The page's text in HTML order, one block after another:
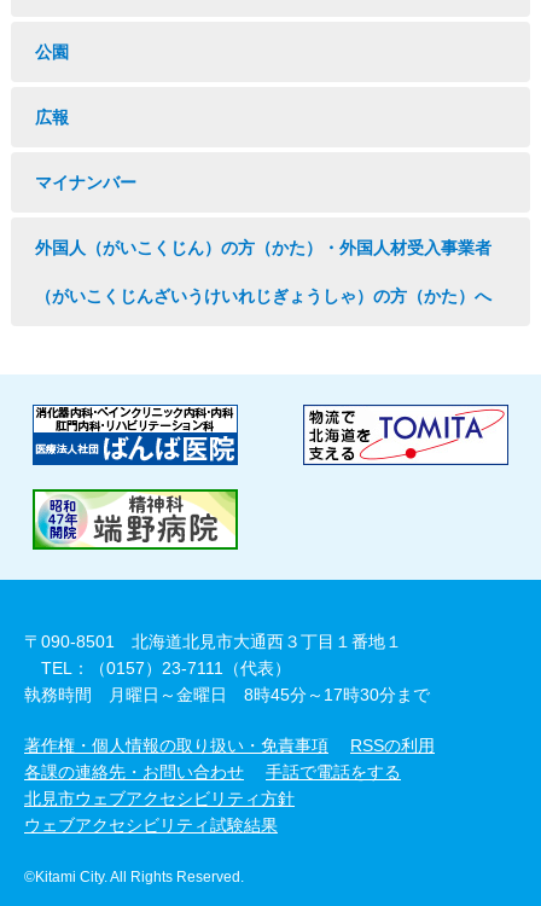
公園
広報
マイナンバー
外国人（がいこくじん）の方（かた）・外国人材受入事業者
（がいこくじんざいうけいれじぎょうしゃ）の方（かた）へ
〒090-8501 北海道北見市大通西３丁目１番地１
TEL：（0157）23-7111（代表）
執務時間 月曜日～金曜日 8時45分～17時30分まで
著作権・個人情報の取り扱い・免責事項
RSSの利用
各課の連絡先・お問い合わせ
手話で電話をする
北見市ウェブアクセシビリティ方針
ウェブアクセシビリティ試験結果
©Kitami City. All Rights Reserved.